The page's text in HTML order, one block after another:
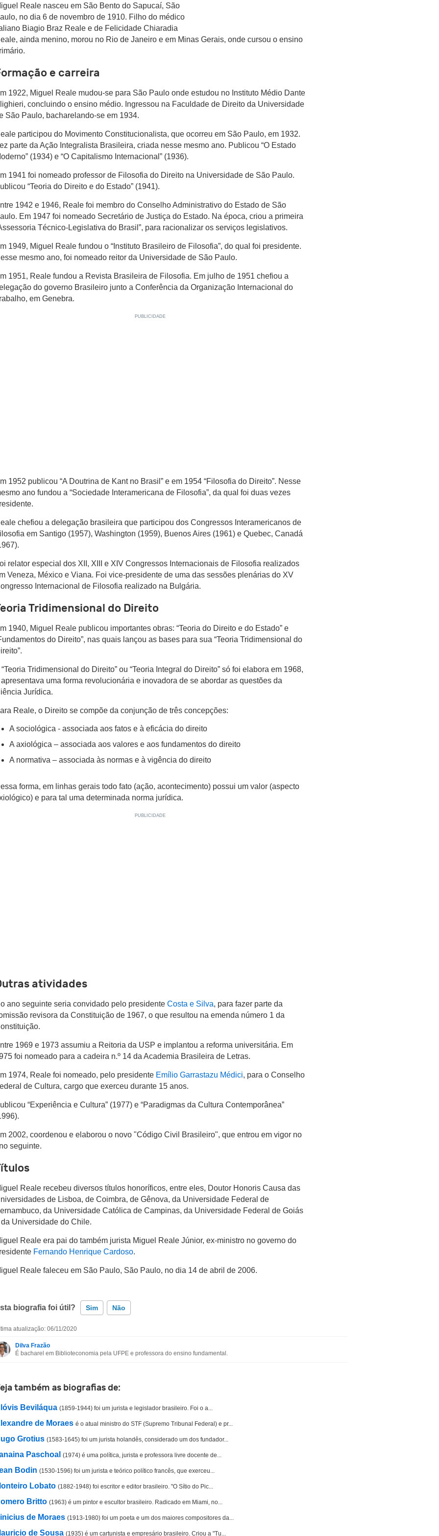
Reale nasceu em São Bento do Sapucaí, São
no dia 6 de novembro de 1910. Filho do médico
Biagio Braz Reale e de Felicidade Chiaradia
ainda menino, morou no Rio de Janeiro e em Minas Gerais, onde cursou o ensino
e carreira
1922, Miguel Reale mudou-se para São Paulo onde estudou no Instituto Médio Dante
concluindo o ensino médio. Ingressou na Faculdade de Direito da Universidade
São Paulo, bacharelando-se em 1934.
participou do Movimento Constitucionalista, que ocorreu em São Paulo, em 1932.
parte da Ação Integralista Brasileira, criada nesse mesmo ano. Publicou “O Estado
(1934) e “O Capitalismo Internacional” (1936).
1941 foi nomeado professor de Filosofia do Direito na Universidade de São Paulo.
“Teoria do Direito e do Estado” (1941).
1942 e 1946, Reale foi membro do Conselho Administrativo do Estado de São
Em 1947 foi nomeado Secretário de Justiça do Estado. Na época, criou a primeira
Técnico-Legislativa do Brasil”, para racionalizar os serviços legislativos.
1949, Miguel Reale fundou o “Instituto Brasileiro de Filosofia”, do qual foi presidente.
mesmo ano, foi nomeado reitor da Universidade de São Paulo.
1951, Reale fundou a Revista Brasileira de Filosofia. Em julho de 1951 chefiou a
do governo Brasileiro junto a Conferência da Organização Internacional do
em Genebra.
1952 publicou “A Doutrina de Kant no Brasil” e em 1954 “Filosofia do Direito”. Nesse
ano fundou a “Sociedade Interamericana de Filosofia”, da qual foi duas vezes
chefiou a delegação brasileira que participou dos Congressos Interamericanos de
em Santigo (1957), Washington (1959), Buenos Aires (1961) e Quebec, Canadá
relator especial dos XII, XIII e XIV Congressos Internacionais de Filosofia realizados
Veneza, México e Viana. Foi vice-presidente de uma das sessões plenárias do XV
Internacional de Filosofia realizado na Bulgária.
Tridimensional do Direito
1940, Miguel Reale publicou importantes obras: “Teoria do Direito e do Estado” e
do Direito”, nas quais lançou as bases para sua “Teoria Tridimensional do
“Teoria Tridimensional do Direito” ou “Teoria Integral do Direito” só foi elabora em 1968,
uma forma revolucionária e inovadora de se abordar as questões da
Jurídica.
Reale, o Direito se compõe da conjunção de três concepções:
A sociológica - associada aos fatos e à eficácia do direito
A axiológica – associada aos valores e aos fundamentos do direito
A normativa – associada às normas e à vigência do direito
forma, em linhas gerais todo fato (ação, acontecimento) possui um valor (aspecto
e para tal uma determinada norma jurídica.
atividades
ano seguinte seria convidado pelo presidente Costa e Silva, para fazer parte da
revisora da Constituição de 1967, o que resultou na emenda número 1 da
1969 e 1973 assumiu a Reitoria da USP e implantou a reforma universitária. Em
foi nomeado para a cadeira n.º 14 da Academia Brasileira de Letras.
1974, Reale foi nomeado, pelo presidente Emílio Garrastazu Médici, para o Conselho
de Cultura, cargo que exerceu durante 15 anos.
“Experiência e Cultura” (1977) e “Paradigmas da Cultura Contemporânea”
2002, coordenou e elaborou o novo "Código Civil Brasileiro", que entrou em vigor no
seguinte.
Reale recebeu diversos títulos honoríficos, entre eles, Doutor Honoris Causa das
de Lisboa, de Coimbra, de Gênova, da Universidade Federal de
da Universidade Católica de Campinas, da Universidade Federal de Goiás
Universidade do Chile.
Reale era pai do também jurista Miguel Reale Júnior, ex-ministro no governo do
Fernando Henrique Cardoso.
Reale faleceu em São Paulo, São Paulo, no dia 14 de abril de 2006.
biografia foi útil? Sim Não
Esta biografia não tem a informação que procuro
atualização: 06/11/2020
Dilva Frazão
É bacharel em Biblioteconomia pela UFPE e professora do ensino fundamental.
também as biografias de:
Beviláqua (1859-1944) foi um jurista e legislador brasileiro. Foi o a...
de Moraes é o atual ministro do STF (Supremo Tribunal Federal) e pr...
Grotius (1583-1645) foi um jurista holandês, considerado um dos fundador...
Paschoal (1974) é uma política, jurista e professora livre docente de...
Bodin (1530-1596) foi um jurista e teórico político francês, que exerceu...
Lobato (1882-1948) foi escritor e editor brasileiro. "O Sítio do Pic...
Britto (1963) é um pintor e escultor brasileiro. Radicado em Miami, no...
de Moraes (1913-1980) foi um poeta e um dos maiores compositores da...
de Sousa (1935) é um cartunista e empresário brasileiro. Criou a "Tu...